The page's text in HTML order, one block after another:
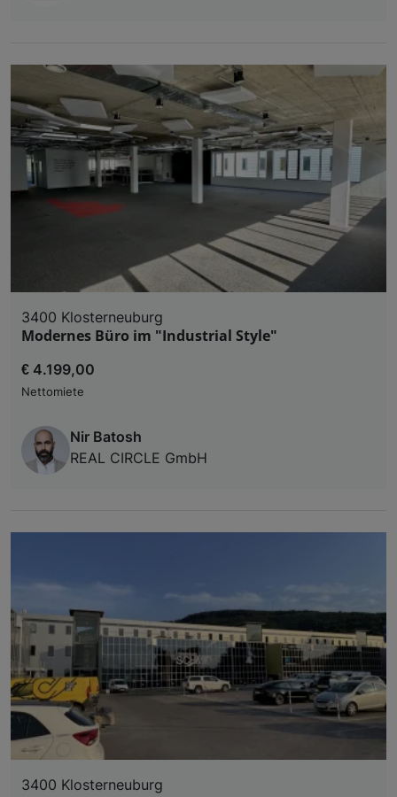
3400 Klosterneuburg
Modernes Büro im "Industrial Style"
€ 4.199,00
Nettomiete
Nir Batosh
REAL CIRCLE GmbH
3400 Klosterneuburg